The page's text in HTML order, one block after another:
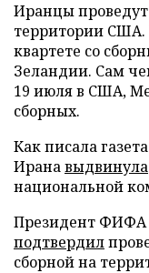
Иранцы проведут
территории США.
квартете со
Зеландии. Сам
19 июля в США,
сборных.
Как писала
Иранавыдвинула
национальной
Президент
подтвердил
сборной на